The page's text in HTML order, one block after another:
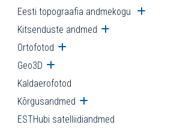
Eesti topograafia andmekogu Ava
Kitsenduste andmed Ava alammenüü
Ortofotod Ava alammenüü
Geo3D Ava alammenüü
Kaldaerofotod
Kõrgusandmed Ava alammenüü
ESTHubi satelliidiandmed